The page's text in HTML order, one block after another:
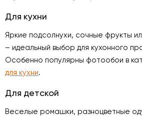
Для кухни
Яркие подсолнухи, сочные фрукты
– идеальный выбор для кухонного
Особенно популярны фотообои в
для кухни.
Для детской
Веселые ромашки, разноцветные